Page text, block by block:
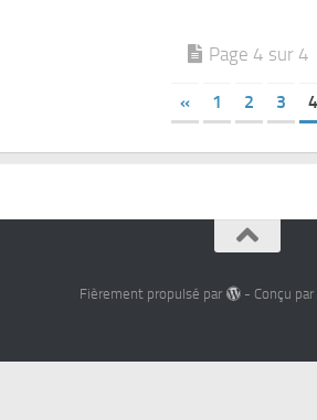
Page 4 sur 4
« 1 2 3 4
Fièrement propulsé par - Conçu par